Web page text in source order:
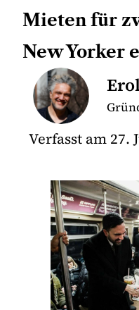
Mieten für
New Yorker
Verfasst am 27.